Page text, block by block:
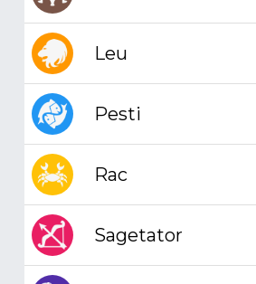
Leu
Pesti
Rac
Sagetator